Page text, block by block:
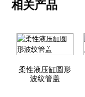
相关产品
柔性液压缸圆形
波纹管盖